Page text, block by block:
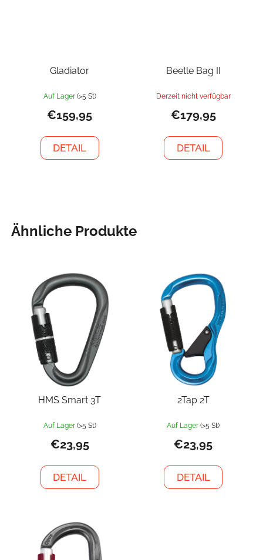
Gladiator
Auf Lager (>5 St)
€159,95
DETAIL
Beetle Bag II
Derzeit nicht verfügbar
€179,95
DETAIL
Ähnliche Produkte
HMS Smart 3T
Auf Lager (>5 St)
€23,95
DETAIL
2Tap 2T
Auf Lager (>5 St)
€23,95
DETAIL